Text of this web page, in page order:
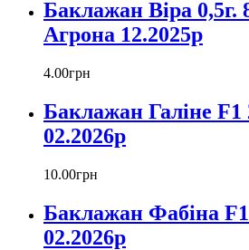
Баклажан Віра 0,5г.
Агрона 12.2025р
4.00грн
Баклажан Галіне
02.2026р
10.00грн
Баклажан Фабіна
02.2026р